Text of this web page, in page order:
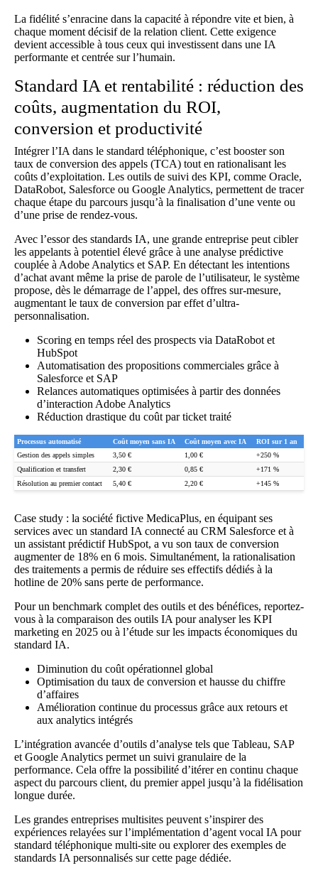
La fidélité s’enracine dans la capacité à répondre vite et bien, à
chaque moment décisif de la relation client. Cette exigence
devient accessible à tous ceux qui investissent dans une IA
performante et centrée sur l’humain.
Standard IA et rentabilité : réduction des
coûts, augmentation du ROI,
conversion et productivité
Intégrer l’IA dans le standard téléphonique, c’est booster son
taux de conversion des appels (TCA) tout en rationalisant les
coûts d’exploitation. Les outils de suivi des KPI, comme Oracle,
DataRobot, Salesforce ou Google Analytics, permettent de tracer
chaque étape du parcours jusqu’à la finalisation d’une vente ou
d’une prise de rendez-vous.
Avec l’essor des standards IA, une grande entreprise peut cibler
les appelants à potentiel élevé grâce à une analyse prédictive
couplée à Adobe Analytics et SAP. En détectant les intentions
d’achat avant même la prise de parole de l’utilisateur, le système
propose, dès le démarrage de l’appel, des offres sur-mesure,
augmentant le taux de conversion par effet d’ultra-
personnalisation.
Scoring en temps réel des prospects via DataRobot et
HubSpot
Automatisation des propositions commerciales grâce à
Salesforce et SAP
Relances automatiques optimisées à partir des données
d’interaction Adobe Analytics
Réduction drastique du coût par ticket traité
Processus automatisé Coût moyen sans IA Coût moyen avec IA
ROI sur 1 an
Gestion des appels simples
3,50 € 1,00 €
+250 %
Qualification et transfert
2,30 € 0,85 €
+171 %
Résolution au premier contact
5,40 € 2,20 € +145 %
Case study : la société fictive MedicaPlus, en équipant ses
services avec un standard IA connecté au CRM Salesforce et à
un assistant prédictif HubSpot, a vu son taux de conversion
augmenter de 18% en 6 mois. Simultanément, la rationalisation
des traitements a permis de réduire ses effectifs dédiés à la
hotline de 20% sans perte de performance.
Pour un benchmark complet des outils et des bénéfices, reportez-
vous à la comparaison des outils IA pour analyser les KPI
marketing en 2025 ou à l’étude sur les impacts économiques du
standard IA.
Diminution du coût opérationnel global
Optimisation du taux de conversion et hausse du chiffre
d’affaires
Amélioration continue du processus grâce aux retours et
aux analytics intégrés
L’intégration avancée d’outils d’analyse tels que Tableau, SAP
et Google Analytics permet un suivi granulaire de la
performance. Cela offre la possibilité d’itérer en continu chaque
aspect du parcours client, du premier appel jusqu’à la fidélisation
longue durée.
Les grandes entreprises multisites peuvent s’inspirer des
expériences relayées surl’implémentation d’agent vocal IA pour
standard téléphonique multi-site ou explorer des exemples de
standards IA personnalisés surcette page dédiée.